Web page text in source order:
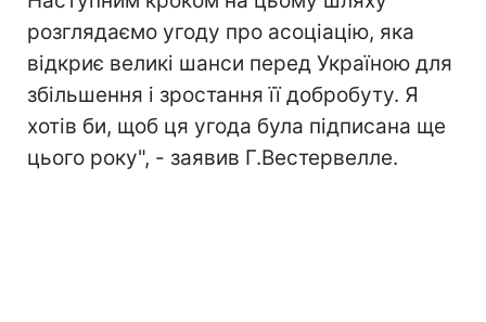
розглядаємо угоду про асоціацію, яка
відкриє великі шанси перед Україною для
збільшення і зростання її добробуту. Я
хотів би, щоб ця угода була підписана ще
цього року", - заявив Г.Вестервелле.